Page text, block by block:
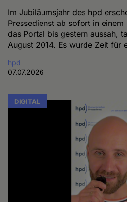
Im Jubiläumsjahr des hpd
Pressedienst ab sofort in einem
das Portal bis gestern aussah,
August 2014. Es wurde Zeit für
hpd
07.07.2026
DIGITAL